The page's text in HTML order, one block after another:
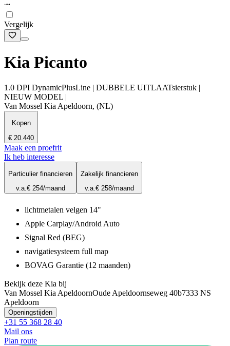
Vergelijk
Kia Picanto
1.0 DPI DynamicPlusLine | DUBBELE UITLAATsierstuk |
NIEUW MODEL |
Van Mossel Kia Apeldoorn, (NL)
Kopen
€ 20.440
Maak een proefrit
Ik heb interesse
Particulier financieren
v.a.€ 254/maand
Zakelijk financieren
v.a.€ 258/maand
lichtmetalen velgen 14"
Apple Carplay/Android Auto
Signal Red (BEG)
navigatiesysteem full map
BOVAG Garantie (12 maanden)
Bekijk deze Kia bij
Van Mossel Kia ApeldoornOude Apeldoornseweg 40b7333 NS
Apeldoorn
Openingstijden
+31 55 368 28 40
Mail ons
Plan route